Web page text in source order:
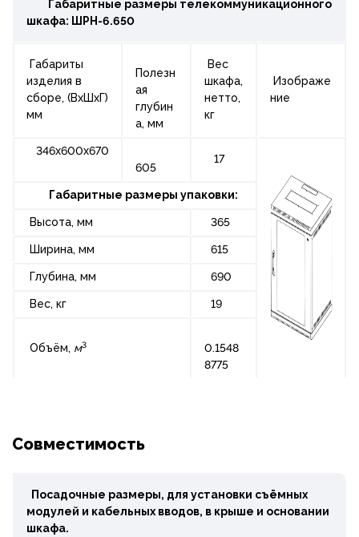
Габаритные размеры телекоммуникационного
шкафа: ШРН-6.650
Габариты
изделия в
сборе, (ВхШхГ)
мм
Полезн
ая
глубин
а, мм
Вес
шкафа,
нетто,
кг
Изображе
ние
346х600х670
605
17
Габаритные размеры упаковки:
Высота, мм 365
Ширина, мм 615
Глубина, мм 690
Вес, кг 19
Объём, м3
0.1548
8775
Совместимость
Посадочные размеры, для установки съёмных
модулей и кабельных вводов, в крыше и основании
шкафа.